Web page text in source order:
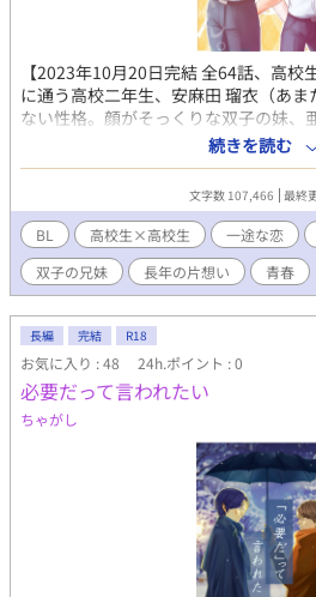
【2023年10月20日完結 全64話、高校
に通う高校二年生、安麻田 瑠衣（あ
ない性格。顔がそっくりな双子の妹、
は別の高校に通っている。 小学生の頃
同級生のガキ大将・迅堂 晃（じんど
と亜衣は彼に恋をした。妹の亜衣は
えて猛アタックし、迅堂と交際するこ
したまま二人の仲を応援していた。 夏
さべ しんご）と共にクラスの文化祭の
った瑠衣。情報通の土佐辺は周りから
ことを任され辟易していた。彼が瑠衣
表向きの理由は、きちんと任された仕
たから。 迅堂が亜衣に肉体関係を迫っ
にショックを受ける。ひっそり想い続
上は耐えられないと悟り、長年の片想
る。土佐辺からアドバイスを貰いなが
に取り持つうちに、亜衣に誘いを掛け
会や文化祭の準備を通じて徐々に打ち
しかし、その間に割り込む存在が
64話、約10万字。 長年の一途な片想
＊ ＊ ＊ ＊ ＊ 2023年10月11日〜
続きを読む
文字数 107,466 最終
BL 高校生×高校生 一途な恋
双子の兄妹
長年の片想い 青春
長編 完結 R18
お気に入り : 48 24h.ポイント : 0
必要だって言われたい
ちゃがし